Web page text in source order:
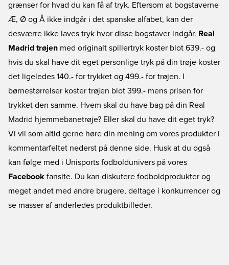
grænser for hvad du kan få af tryk. Eftersom at bogstaverne
Æ, Ø og Å ikke indgår i det spanske alfabet, kan der
desværre ikke laves tryk hvor disse bogstaver indgår. Real
Madrid trøjen med originalt spillertryk koster blot 639.- og
hvis du skal have dit eget personlige tryk på din trøje koster
det ligeledes 140.- for trykket og 499.- for trøjen. I
børnestørrelser koster trøjen blot 399.- mens prisen for
trykket den samme. Hvem skal du have bag på din Real
Madrid hjemmebanetrøje? Eller skal du have dit eget tryk?
Vi vil som altid gerne høre din mening om vores produkter i
kommentarfeltet nederst på denne side. Husk at du også
kan følge med i Unisports fodboldunivers på vores
Facebook fansite. Du kan diskutere fodboldprodukter og
meget andet med andre brugere, deltage i konkurrencer og
se masser af anderledes produktbilleder.